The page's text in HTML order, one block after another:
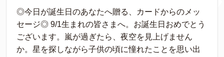
◎今日が誕生日のあなたへ贈る、カードからのメッ
セージ◎ 9/1生まれの皆さまへ。お誕生日おめでとう
ございます。嵐が過ぎたら、夜空を見上げません
か。星を探しながら子供の頃に憧れたことを思い出